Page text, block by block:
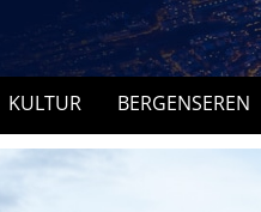
KULTUR BERGENSEREN